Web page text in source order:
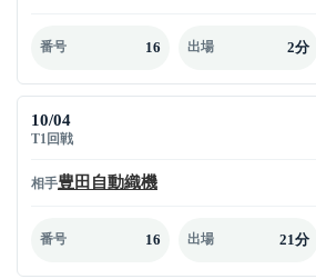
番号 16 出場 2分
10/04
T1回戦
相手豊田自動織機
番号 16 出場 21分